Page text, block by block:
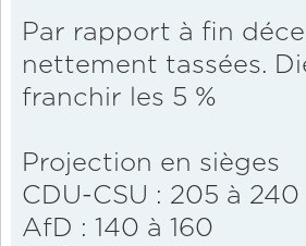
Par rapport à fin
nettement tassées.
franchir les 5 %
Projection en sièges
CDU-CSU : 205 à 240
AfD : 140 à 160